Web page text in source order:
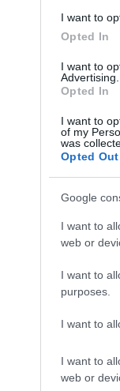
I want to
Opted In
I want to
Advertising.
Opted In
I want to
of my
was
Opted Out
Google
I want to
web or
I want to
purposes.
I want to
I want to
web or